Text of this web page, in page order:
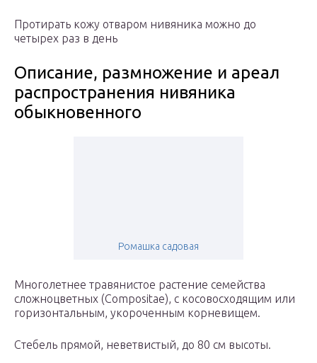
Протирать кожу отваром нивяника можно до
четырех раз в день
Описание, размножение и ареал
распространения нивяника
обыкновенного
Ромашка садовая
Многолетнее травянистое растение семейства
сложноцветных (Compositae), с косовосходящим или
горизонтальным, укороченным корневищем.
Стебель прямой, неветвистый, до 80 см высоты.